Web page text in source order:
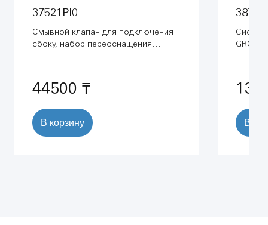
37521PI0
Смывной клапан для подключения
сбоку, набор переоснащения
44500 ₸
В корзину В